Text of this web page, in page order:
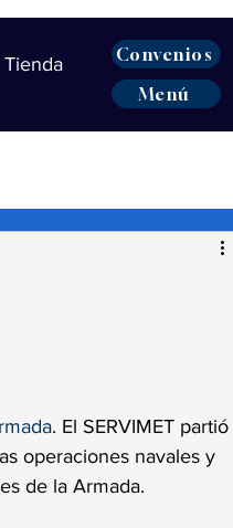
Tienda
Convenios
Menú
. El SERVIMET partió
operaciones navales y
de la Armada.